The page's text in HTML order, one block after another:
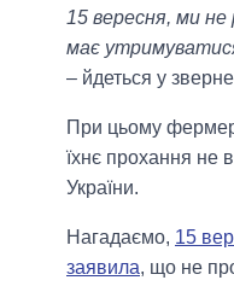
15 вересня, ми не
має
– йдеться у
При цьому
їхнє прохання не
України.
Нагадаємо, 15
заявила, що не